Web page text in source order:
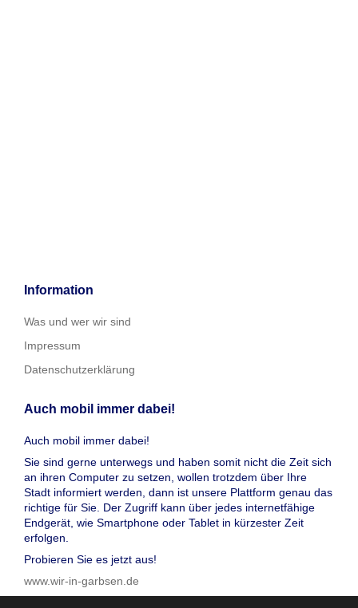
Information
Was und wer wir sind
Impressum
Datenschutzerklärung
Auch mobil immer dabei!
Auch mobil immer dabei!
Sie sind gerne unterwegs und haben somit nicht die Zeit sich
an ihren Computer zu setzen, wollen trotzdem über Ihre
Stadt informiert werden, dann ist unsere Plattform genau das
richtige für Sie. Der Zugriff kann über jedes internetfähige
Endgerät, wie Smartphone oder Tablet in kürzester Zeit
erfolgen.
Probieren Sie es jetzt aus!
www.wir-in-garbsen.de